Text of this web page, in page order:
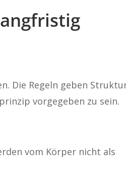
Die Regeln geben
vorgegeben zu sein.
vom Körper nicht als